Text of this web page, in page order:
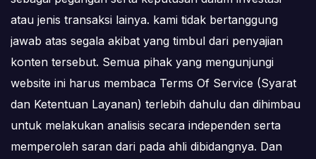
atau jenis transaksi lainya. kami tidak bertanggung
jawab atas segala akibat yang timbul dari penyajian
konten tersebut. Semua pihak yang mengunjungi
website ini harus membaca Terms Of Service (Syarat
dan Ketentuan Layanan) terlebih dahulu dan dihimbau
untuk melakukan analisis secara independen serta
memperoleh saran dari pada ahli dibidangnya. Dan